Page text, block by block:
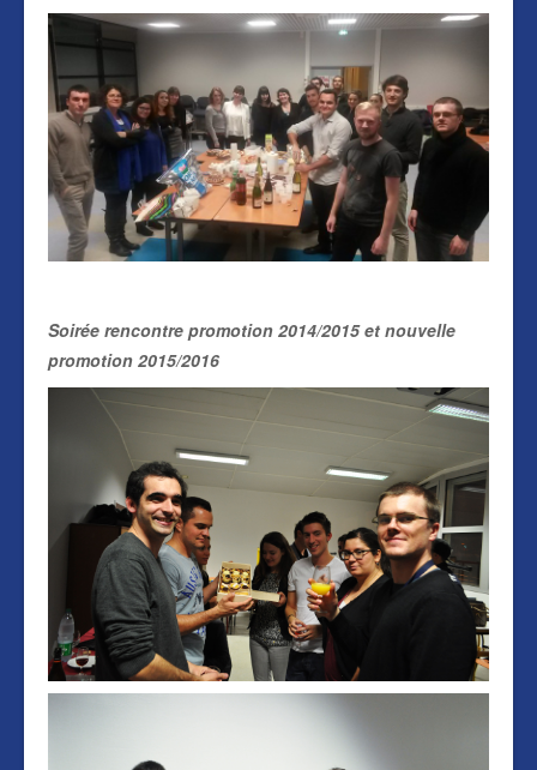
Soirée rencontre promotion 2014/2015 et nouvelle
promotion 2015/2016